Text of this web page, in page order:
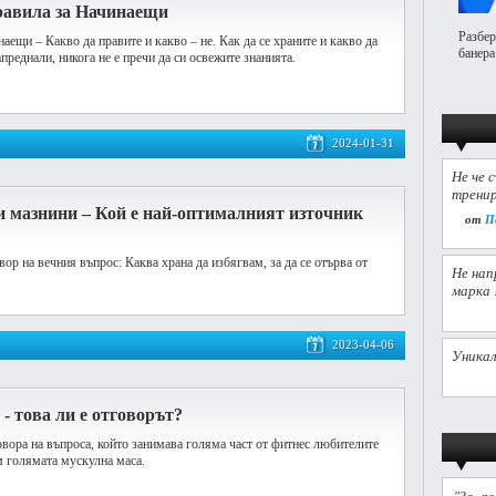
за Начинаещи
– Какво да правите и какво – не. Как да се храните и какво да
никога не е пречи да си освежите знанията.
2024-01-31
мазнини – Кой е най-оптималният източник
на вечния въпрос: Каква храна да избягвам, за да се отърва от
2023-04-06
това ли е отговорът?
на въпроса, който занимава голяма част от фитнес любителите
мускулна маса.
банера
Не че
от
Не
марка